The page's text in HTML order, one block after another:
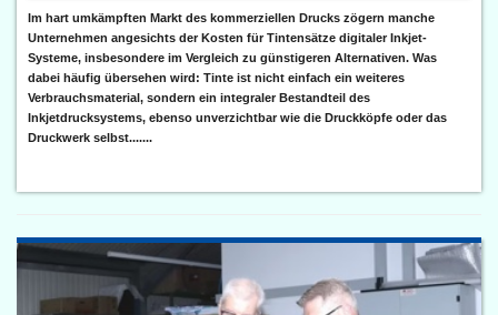
Im hart umkämpften Markt des kommerziellen Drucks zögern manche
Unternehmen angesichts der Kosten für Tintensätze digitaler Inkjet-
Systeme, insbesondere im Vergleich zu günstigeren Alternativen. Was
dabei häufig übersehen wird: Tinte ist nicht einfach ein weiteres
Verbrauchsmaterial, sondern ein integraler Bestandteil des
Inkjetdrucksystems, ebenso unverzichtbar wie die Druckköpfe oder das
Druckwerk selbst.......